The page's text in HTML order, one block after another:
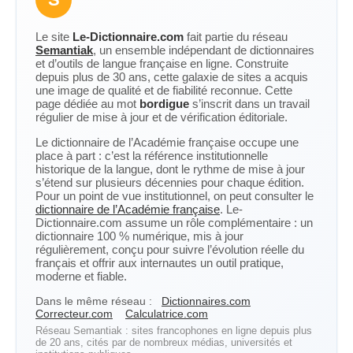
Le site Le-Dictionnaire.com fait partie du réseau
Semantiak, un ensemble indépendant de dictionnaires
et d’outils de langue française en ligne. Construite
depuis plus de 30 ans, cette galaxie de sites a acquis
une image de qualité et de fiabilité reconnue. Cette
page dédiée au mot bordigue s’inscrit dans un travail
régulier de mise à jour et de vérification éditoriale.
Le dictionnaire de l’Académie française occupe une
place à part : c’est la référence institutionnelle
historique de la langue, dont le rythme de mise à jour
s’étend sur plusieurs décennies pour chaque édition.
Pour un point de vue institutionnel, on peut consulter le
dictionnaire de l’Académie française. Le-
Dictionnaire.com assume un rôle complémentaire : un
dictionnaire 100 % numérique, mis à jour
régulièrement, conçu pour suivre l’évolution réelle du
français et offrir aux internautes un outil pratique,
moderne et fiable.
Dans le même réseau :
Dictionnaires.com
Correcteur.com
Calculatrice.com
Réseau Semantiak : sites francophones en ligne depuis plus
de 20 ans, cités par de nombreux médias, universités et